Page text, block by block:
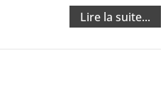
Lire la suite...